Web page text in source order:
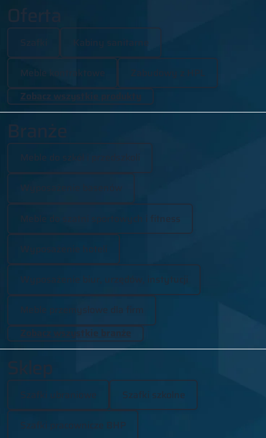
Oferta
Kabiny sanitarne
Meble kontraktowe
Zobacz wszystkie produkty
Branże
Meble do szkół i przedszkoli
Wyposażenie basenów
Meble do szatni sportowych i fitness
Meble przemysłowe dla firm
Zobacz wszystkie branże
Szafki szkolne